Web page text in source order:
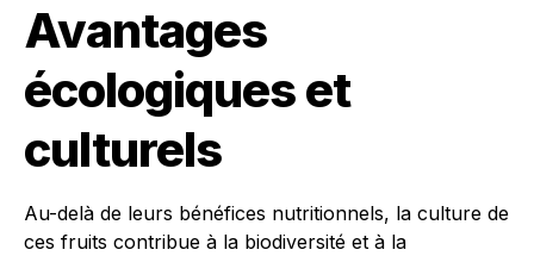
Avantages
écologiques et
culturels
Au-delà de leurs bénéfices nutritionnels, la culture de
ces fruits contribue à la biodiversité et à la